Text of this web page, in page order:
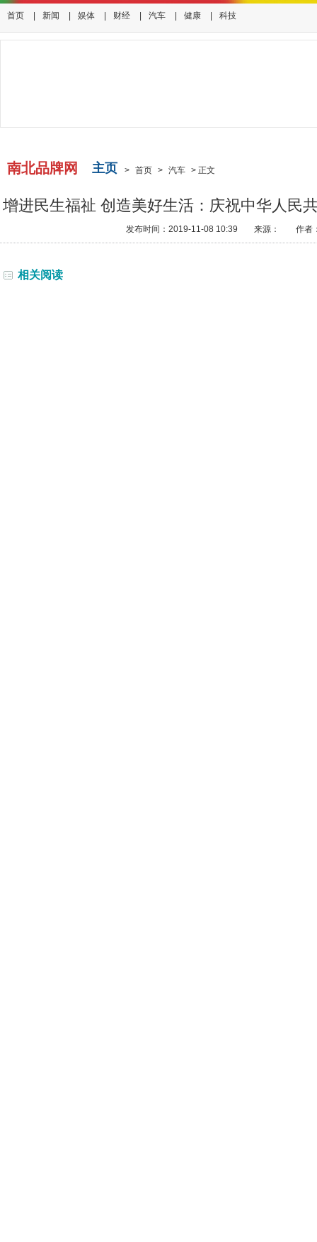
首页 新闻 娱体 财经 汽车 健康 科技
南北品牌网 主页 > 首页 > 汽车 > 正文
增进民生福祉 创造美好生活：庆祝中华人民
发布时间：2019-11-08 10:39 来源： 作者
相关阅读